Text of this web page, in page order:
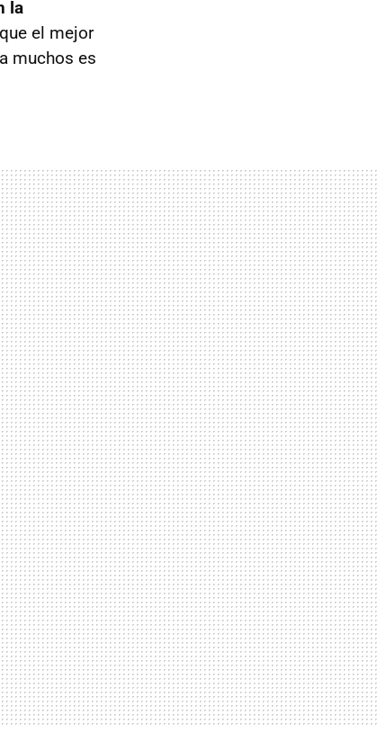
la
el mejor
muchos es